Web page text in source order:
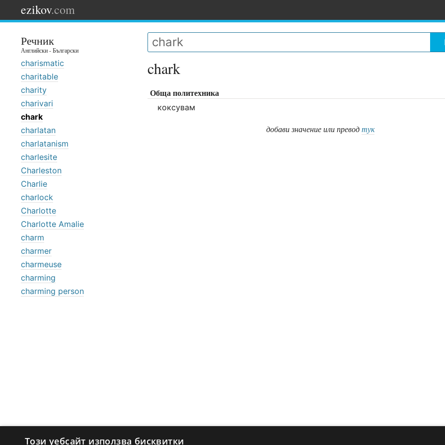
ezikov.com
Речник
Английски - Български
charismatic
charitable
charity
charivari
chark
charlatan
charlatanism
charlesite
Charleston
Charlie
charlock
Charlotte
Charlotte Amalie
charm
charmer
charmeuse
charming
charming person
chark
Обща политехника
коксувам
добави значение или преводтук
Този уебсайт използва бисквитки